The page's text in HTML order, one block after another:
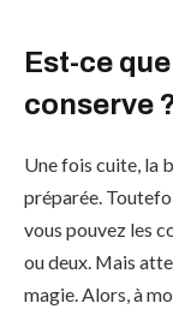
Est-ce
conserve
Une fois cuite, la
préparée.
vous pouvez les
ou deux. Mais
magie. Alors, à